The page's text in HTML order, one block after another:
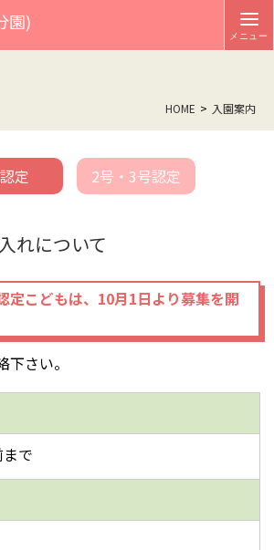
園)
HOME 入園案内
定 2号・3号認定
れについて
こどもは、10月1日より募集を開
さい。
で